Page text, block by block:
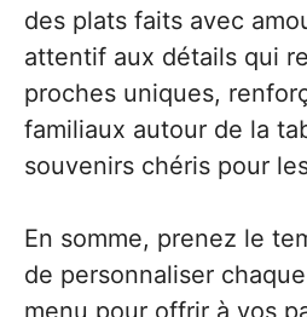
des plats faits avec
attentif aux détails qui
proches uniques,
familiaux autour de la
souvenirs chéris pour
En somme, prenez le
de personnaliser
menu pour offrir à vos